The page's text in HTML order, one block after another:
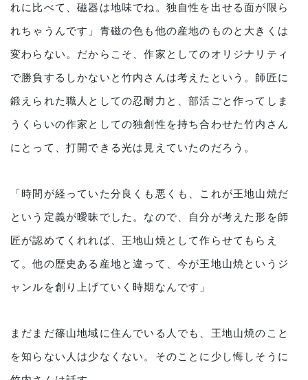
れに比べて、磁器は地味でね。独自性を出せる面が限ら
れちゃうんです」青磁の色も他の産地のものと大きくは
変わらない。だからこそ、作家としてのオリジナリティ
で勝負するしかないと竹内さんは考えたという。師匠に
鍛えられた職人としての忍耐力と、部活ごと作ってしま
うくらいの作家としての独創性を持ち合わせた竹内さん
にとって、打開できる光は見えていたのだろう。
「時間が経っていた分良くも悪くも、これが王地山焼だ
という定義が曖昧でした。なので、自分が考えた形を師
匠が認めてくれれば、王地山焼として作らせてもらえ
て。他の歴史ある産地と違って、今が王地山焼というジ
ャンルを創り上げていく時期なんです」
まだまだ篠山地域に住んでいる人でも、王地山焼のこと
を知らない人は少なくない。そのことに少し悔しそうに